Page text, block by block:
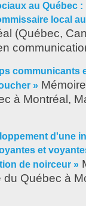
au Québec
local
(Québec,
communicants
»
à Montréal,
d'une
et
de noirceur »
Québec à